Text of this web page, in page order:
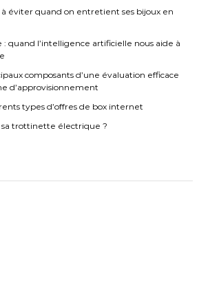
e
r
à éviter quand on entretient ses bijoux en
quand l’intelligence artificielle nous aide à
composants d’une évaluation efficace
d’approvisionnement
types d’offres de box internet
trottinette électrique ?